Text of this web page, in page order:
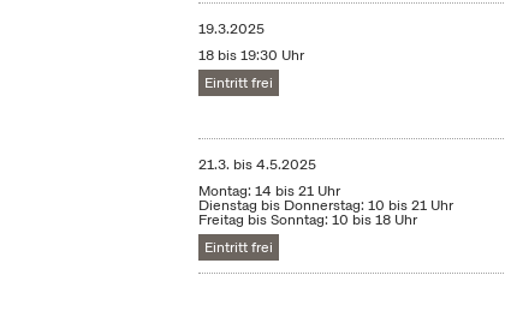
19.3.2025
18 bis 19:30 Uhr
Eintritt frei
21.3. bis4.5.2025
Montag: 14 bis 21 Uhr
Dienstag bis Donnerstag: 10 bis 21 Uhr
Freitag bis Sonntag: 10 bis 18 Uhr
Eintritt frei